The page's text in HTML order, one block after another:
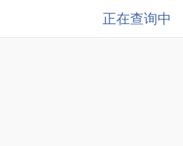
正在查询中